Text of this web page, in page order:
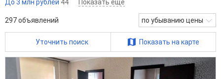
До 3 млн рублей 44 Показать ещё
297объявлений по убыванию цены
Уточнить поиск Показать на карте